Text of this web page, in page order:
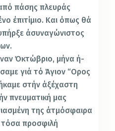
πάσης πλευράς
έπιτίμιο. Και όπως θά
άσυναγώνιστος
Όκτώβριο, μήνα ή­
γιά τό Άγιον “Ορος
στήν άξέχαστη
πνευματική μας
της άτμόσφαιρα
τόσα προσφιλή